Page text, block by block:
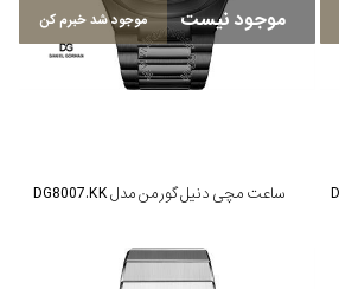
موجود نیست موجود شد خبرم کن
ساعت مچی دنیل گورمن مدل DG8007.KK